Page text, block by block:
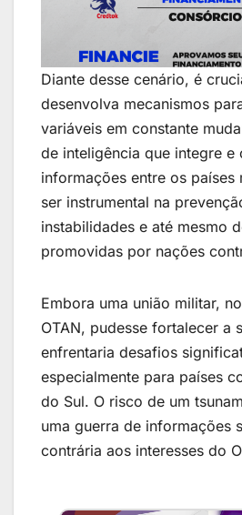
Diante desse cenário, é
desenvolva mecanismos
variáveis em constante
de inteligência que integre e
informações entre os países
ser instrumental na
instabilidades e até mesmo
promovidas por nações
Embora uma união militar,
OTAN, pudesse fortalecer a
enfrentaria desafios
especialmente para países
do Sul. O risco de um
uma guerra de informações
contrária aos interesses do